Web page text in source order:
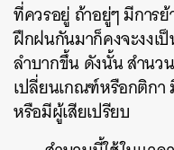
ที่ควรอยู่ ถ้าอยู่ๆ มีการ
ฝึกฝนกันมาก็คงจะงงเ
ลำบากขึ้น ดังนั้น สำนว
เปลี่ยนเกณฑ์หรือกติกา
หรือมีผู้เสียเปรียบ